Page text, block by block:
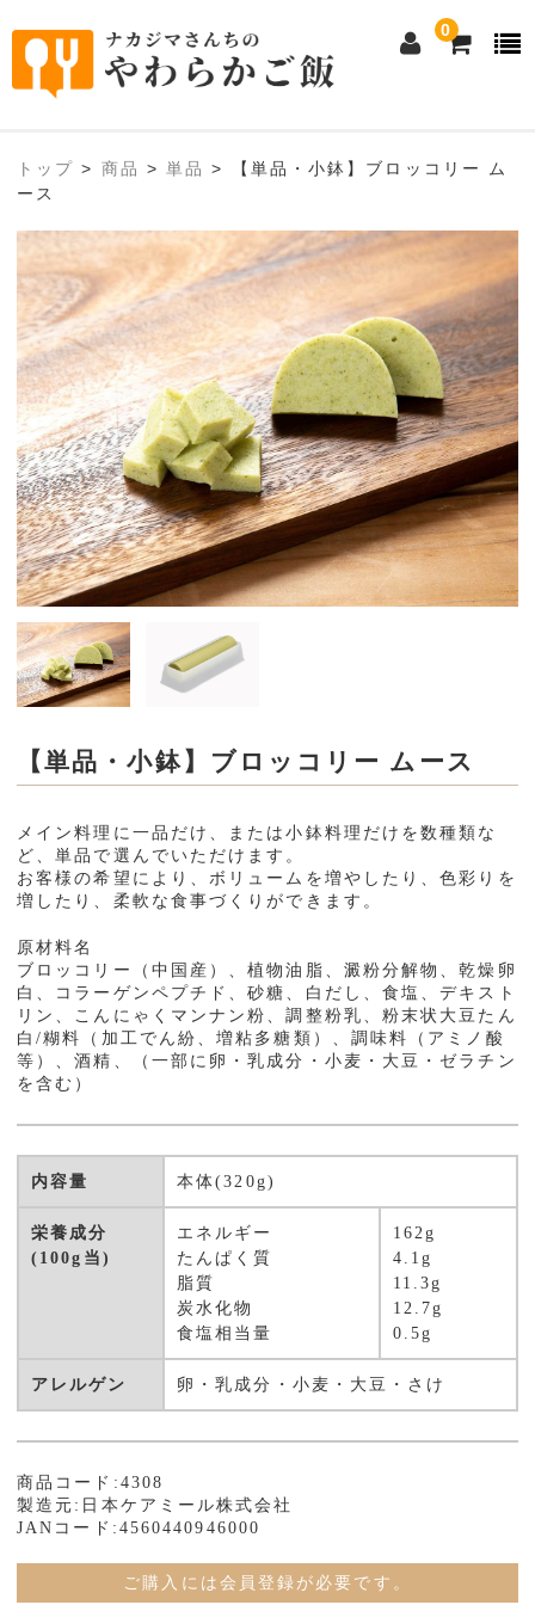
0
ホーム
①ムース食（ムースミール）について
②とろ～り粥の素について
商品購入
①ムース食全商品
1人前セット・おかゆ
単品メイン・小鉢料理
おかずセット
行事食
②とろ～り粥の素
お問い合わせ
トップ > 商品 >単品 >
【単品・小鉢】ブロッコリー ム
ース
【単品・小鉢】ブロッコリー ムース
メイン料理に一品だけ、または小鉢料理だけを数種類な
ど、単品で選んでいただけます。
お客様の希望により、ボリュームを増やしたり、色彩りを
増したり、柔軟な食事づくりができます。
原材料名
ブロッコリー（中国産）、植物油脂、澱粉分解物、乾燥卵
白、コラーゲンペプチド、砂糖、白だし、食塩、デキスト
リン、こんにゃくマンナン粉、調整粉乳、粉末状大豆たん
白/糊料（加工でん紛、増粘多糖類）、調味料（アミノ酸
等）、酒精、（一部に卵・乳成分・小麦・大豆・ゼラチン
を含む）
内容量 本体(320g)
栄養成分
(100g当)
エネルギー
たんぱく質
脂質
炭水化物
食塩相当量
162g
4.1g
11.3g
12.7g
0.5g
アレルゲン 卵・乳成分・小麦・大豆・さけ
商品コード:4308
製造元:日本ケアミール株式会社
JANコード:4560440946000
ご購入には会員登録が必要です。